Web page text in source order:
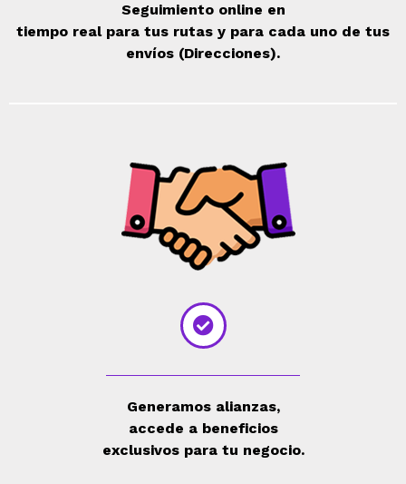
Seguimiento online en
tiempo real para tus rutas y para cada uno de tus
envíos (Direcciones).
Generamos alianzas,
accede a beneficios
exclusivos para tu negocio.